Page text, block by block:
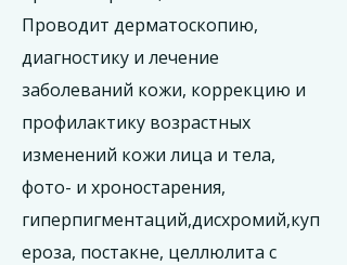
Проводит дерматоскопию,
диагностику и лечение
заболеваний кожи, коррекцию и
профилактику возрастных
изменений кожи лица и тела,
фото- и хроностарения,
гиперпигментаций,дисхромий,куп
ероза, постакне, целлюлита с